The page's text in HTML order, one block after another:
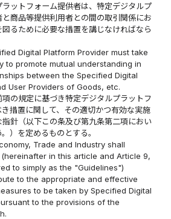
ットフォーム提供者は、特定デジタルプ
商品等提供利用者との間の取引関係にお
るために必要な措置を講じなければなら
Digital Platform Provider must take
to promote mutual understanding in
between the Specified Digital
User Providers of Goods, etc.
の規定に基づき特定デジタルプラットフ
措置に関して、その適切かつ有効な実施
針（以下この条及び第九条第二項におい
）を定めるものとする。
Trade and Industry shall
in this article and Article 9,
to simply as the "Guidelines")
to the appropriate and effective
to be taken by Specified Digital
to the provisions of the